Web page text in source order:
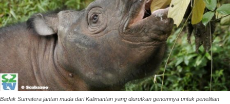
Badak Sumatera jantan muda dari Kalimantan yang diurutkan genomnya untuk penelitian